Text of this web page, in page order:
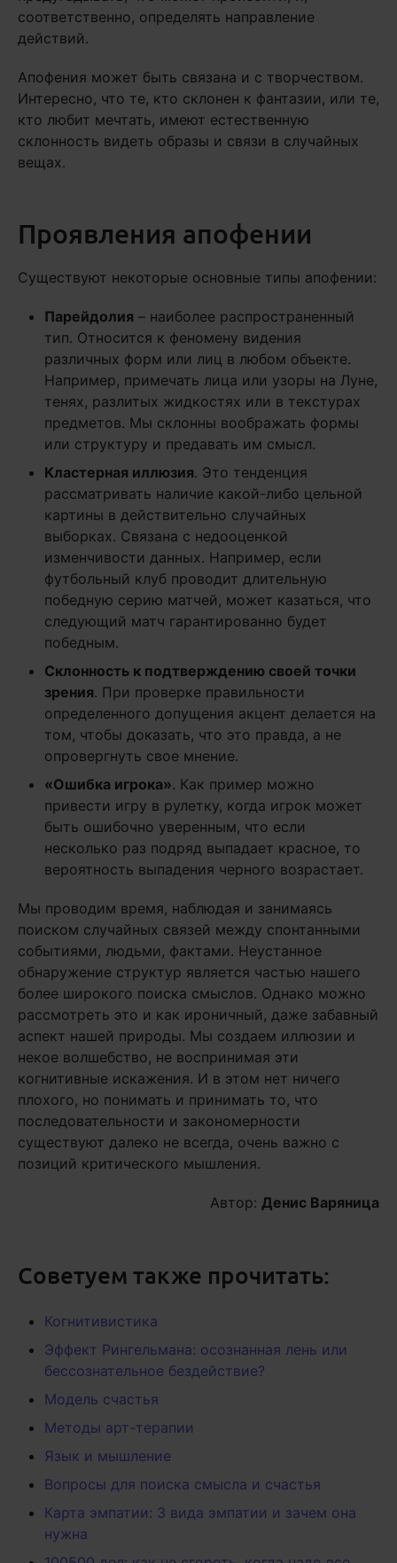
соответственно, определять направление
действий.
Апофения может быть связана и с творчеством.
Интересно, что те, кто склонен к фантазии, или те,
кто любит мечтать, имеют естественную
склонность видеть образы и связи в случайных
вещах.
Проявления апофении
Существуют некоторые основные типы апофении:
Парейдолия – наиболее распространенный
тип. Относится к феномену видения
различных форм или лиц в любом объекте.
Например, примечать лица или узоры на Луне,
тенях, разлитых жидкостях или в текстурах
предметов. Мы склонны воображать формы
или структуру и предавать им смысл.
Кластерная иллюзия. Это тенденция
рассматривать наличие какой-либо цельной
картины в действительно случайных
выборках. Связана с недооценкой
изменчивости данных. Например, если
футбольный клуб проводит длительную
победную серию матчей, может казаться, что
следующий матч гарантированно будет
победным.
Склонность к подтверждению своей точки
зрения. При проверке правильности
определенного допущения акцент делается на
том, чтобы доказать, что это правда, а не
опровергнуть свое мнение.
«Ошибка игрока». Как пример можно
привести игру в рулетку, когда игрок может
быть ошибочно уверенным, что если
несколько раз подряд выпадает красное, то
вероятность выпадения черного возрастает.
Мы проводим время, наблюдая и занимаясь
поиском случайных связей между спонтанными
событиями, людьми, фактами. Неустанное
обнаружение структур является частью нашего
более широкого поиска смыслов. Однако можно
рассмотреть это и как ироничный, даже забавный
аспект нашей природы. Мы создаем иллюзии и
некое волшебство, не воспринимая эти
когнитивные искажения. И в этом нет ничего
плохого, но понимать и принимать то, что
последовательности и закономерности
существуют далеко не всегда, очень важно с
позиций критического мышления.
Автор: Денис Варяница
Советуем также прочитать:
Когнитивистика
Эффект Рингельмана: осознанная лень или
бессознательное бездействие?
Модель счастья
Методы арт-терапии
Язык и мышление
Вопросы для поиска смысла и счастья
Карта эмпатии: 3 вида эмпатии и зачем она
нужна